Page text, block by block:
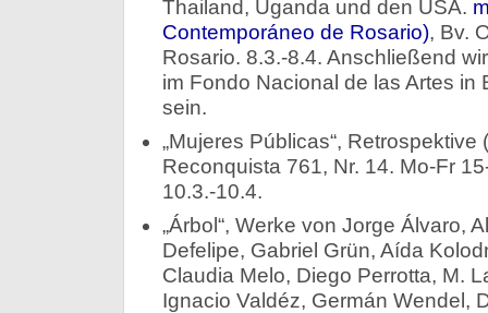
Thailand, Uganda und den USA.
Contemporáneo de Rosario), Bv.
Rosario. 8.3.-8.4. Anschließend
im Fondo Nacional de las Artes in
sein.
„Mujeres Públicas“,
Reconquista 761, Nr. 14. Mo-Fr
10.3.-10.4.
„Árbol“, Werke von Jorge Álvaro,
Defelipe, Gabriel Grün, Aída
Claudia Melo, Diego Perrotta, M.
Ignacio Valdéz, Germán Wendel,